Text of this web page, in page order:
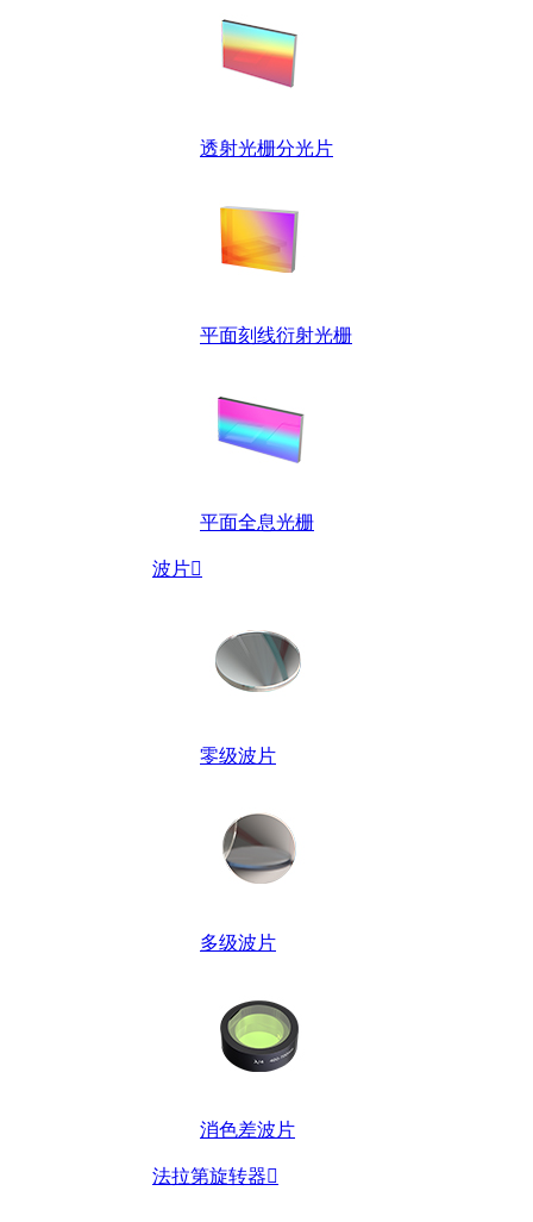
透射光栅分光片
平面刻线衍射光栅
平面全息光栅
波片
零级波片
多级波片
消色差波片
法拉第旋转器